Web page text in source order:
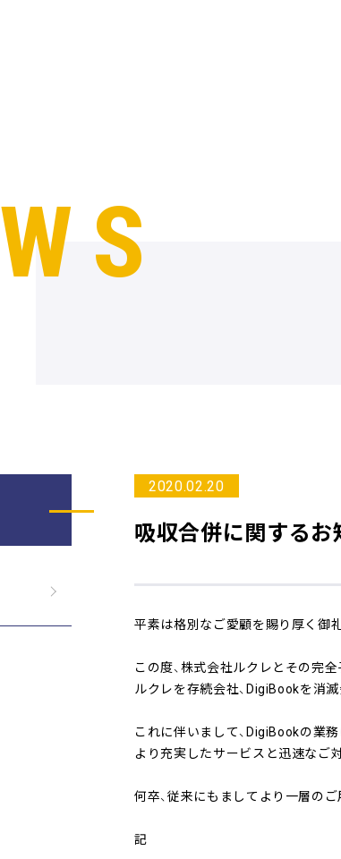
WS
2020.02.20
吸収合併に関するお
平素は格別なご愛顧を賜り厚く御
この度、株式会社ルクレとその完
ルクレを存続会社、DigiBookを消
これに伴いまして、DigiBookの業
より充実したサービスと迅速なご
何卒、従来にもましてより一層の
記